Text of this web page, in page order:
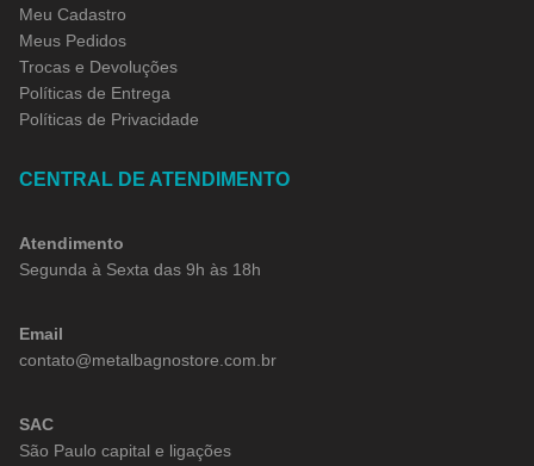
Meu Cadastro
Meus Pedidos
Trocas e Devoluções
Políticas de Entrega
Políticas de Privacidade
CENTRAL DE ATENDIMENTO
Atendimento
Segunda à Sexta das 9h às 18h
Email
contato@metalbagnostore.com.br
SAC
São Paulo capital e ligações